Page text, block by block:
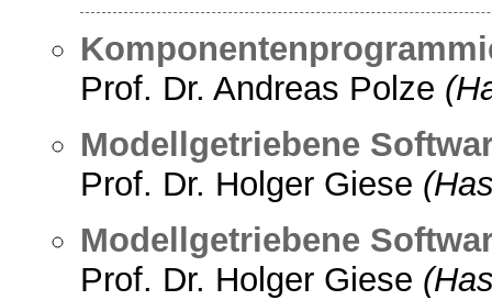
Prof. Dr. Andreas Polze
Modellgetriebene
Prof. Dr. Holger Giese
Modellgetriebene
Prof. Dr. Holger Giese